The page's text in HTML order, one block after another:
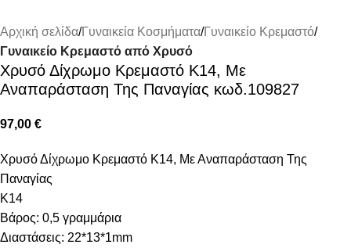
Αρχική σελίδα Γυναικεία Κοσμήματα Γυναικείο Κρεμαστό
Γυναικείο Κρεμαστό από Χρυσό
Χρυσό Δίχρωμο Κρεμαστό K14, Με
Αναπαράσταση Της Παναγίας κωδ.109827
97,00 €
Χρυσό Δίχρωμο Κρεμαστό K14, Με Αναπαράσταση Της
Παναγίας
Κ14
Βάρος: 0,5 γραμμάρια
Διαστάσεις: 22*13*1mm